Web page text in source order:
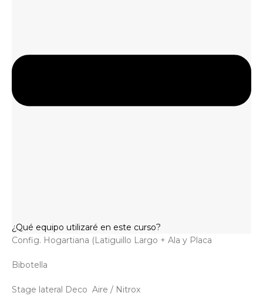
¿Qué equipo utilizaré en este curso?
Config. Hogartiana (Latiguillo Largo + Ala y Placa
Bibotella
Stage lateral Deco Aire / Nitrox